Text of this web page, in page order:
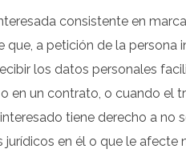
consistente en
a petición de la persona
los datos personales
en un contrato, o cuando
tiene derecho a no
en él o que le afecte